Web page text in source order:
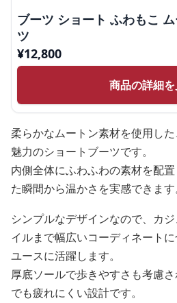
ブーツ ショート ふわもこ
ツ
¥12,800
商品の詳細
柔らかなムートン素材を使用し
魅力のショートブーツです。
内側全体にふわふわの素材を配
た瞬間から温かさを実感できます
シンプルなデザインなので、カ
イルまで幅広いコーディネート
ユースに活躍します。
厚底ソールで歩きやすさも考慮
でも疲れにくい設計です。